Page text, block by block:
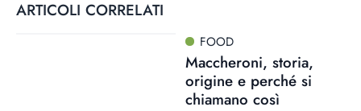
ARTICOLI CORRELATI
FOOD
Maccheroni, storia,
origine e perché si
chiamano così